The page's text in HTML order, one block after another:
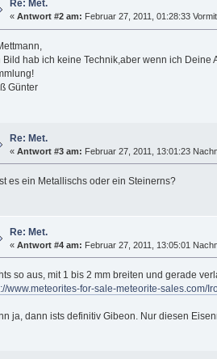
Re: Met.
« Antwort #2 am: Februar 27, 2011, 01:28:33
Bild hab ich keine Technik,aber wenn ich Deine
Günter
Re: Met.
« Antwort #3 am: Februar 27, 2011, 13:01:23
es ein Metallischs oder ein Steinerns?
Re: Met.
« Antwort #4 am: Februar 27, 2011, 13:05:01
so aus, mit 1 bis 2 mm breiten und gerade
www.meteorites-for-sale-meteorite-sales.com/
ja, dann ists definitiv Gibeon. Nur diesen